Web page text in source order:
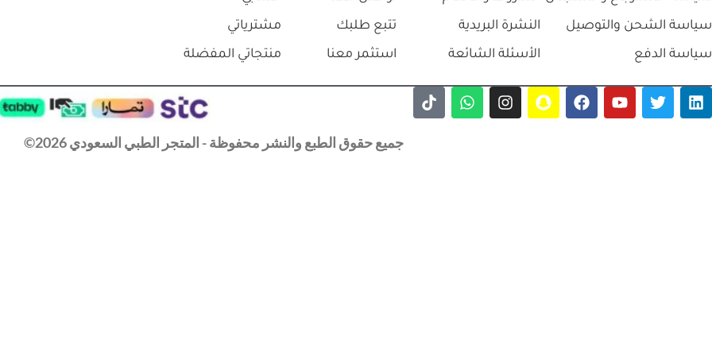
⃁
50.0
-11%
ترولي ثلاث ارفف فايبر مع درج كوري
-
+ إضافة إلى السلة
398
تحديد أحد الخيارات
المدونة